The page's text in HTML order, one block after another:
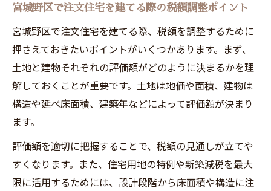
宮城野区で注文住宅を建てる際の税額調整ポイント
宮城野区で注文住宅を建てる際、税額を調整するために
押さえておきたいポイントがいくつかあります。まず、
土地と建物それぞれの評価額がどのように決まるかを理
解しておくことが重要です。土地は地価や面積、建物は
構造や延べ床面積、建築年などによって評価額が決まり
ます。
評価額を適切に把握することで、税額の見通しが立てや
すくなります。また、住宅用地の特例や新築減税を最大
限に活用するためには、設計段階から床面積や構造に注